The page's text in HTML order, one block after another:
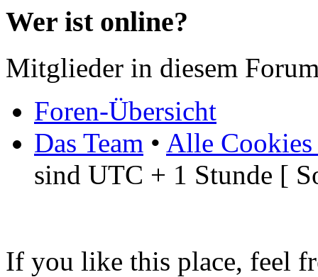
Wer ist online?
Mitglieder in diesem
Foren-Übersicht
Das Team • Alle Cookies
sind UTC + 1 Stunde [
If you like this place, feel